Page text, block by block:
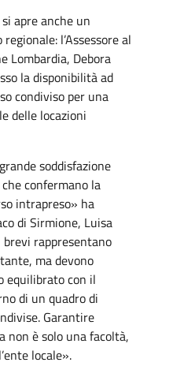
apre anche un
l’Assessore al
Lombardia, Debora
la disponibilità ad
condiviso per una
delle locazioni
soddisfazione
confermano la
intrapreso» ha
di Sirmione, Luisa
rappresentano
ma devono
equilibrato con il
di un quadro di
Garantire
non è solo una facoltà,
locale».